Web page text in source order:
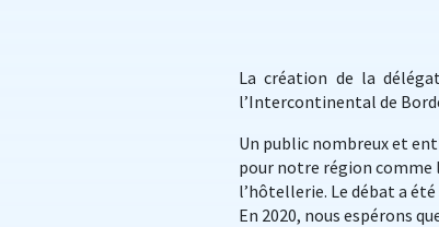
La création de la
l’Intercontinental de
Un public nombreux et
pour notre région
l’hôtellerie. Le débat a
En 2020, nous espérons